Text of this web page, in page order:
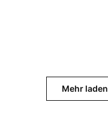
Mehr laden